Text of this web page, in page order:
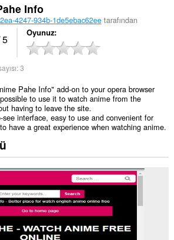
Info
4247-934b-1de5ebac62eetarafından
5 Oyunuz
3
Pahe Info" add-on to your opera browser
to use it to watch anime from the
having to leave the site.
interface, easy to use and convenient for
have a great experience when watching anime.